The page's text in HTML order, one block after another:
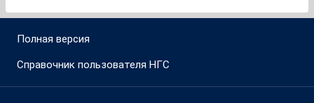
Полная версия
Справочник пользователя НГС